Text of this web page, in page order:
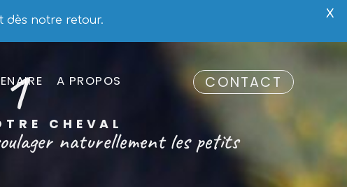
A PROPOS
CONTACT
CHEVAL
naturellement les petits
dès notre retour.
X